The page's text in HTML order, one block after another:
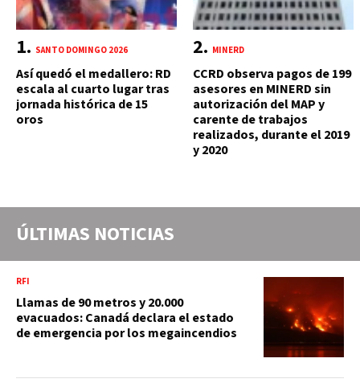
SANTO DOMINGO 2026
Así quedó el medallero: RD
escala al cuarto lugar tras
jornada histórica de 15
oros
MINERD
CCRD observa pagos de 199
asesores en MINERD sin
autorización del MAP y
carente de trabajos
realizados, durante el 2019
y 2020
ÚLTIMAS NOTICIAS
RFI
Llamas de 90 metros y 20.000
evacuados: Canadá declara el estado
de emergencia por los megaincendios